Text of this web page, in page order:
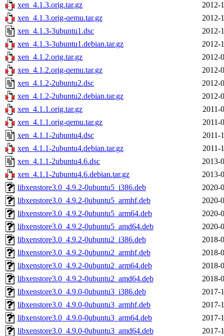
xen_4.1.3.orig.tar.gz
2012-
xen_4.1.3.orig-qemu.tar.gz
2012-
xen_4.1.3-3ubuntu1.dsc
2012-
xen_4.1.3-3ubuntu1.debian.tar.gz
2012-
xen_4.1.2.orig.tar.gz
2012-
xen_4.1.2.orig-qemu.tar.gz
2012-
xen_4.1.2-2ubuntu2.dsc
2012-
xen_4.1.2-2ubuntu2.debian.tar.gz
2012-
xen_4.1.1.orig.tar.gz
2011-
xen_4.1.1.orig-qemu.tar.gz
2011-
xen_4.1.1-2ubuntu4.dsc
2011-
xen_4.1.1-2ubuntu4.debian.tar.gz
2011-
xen_4.1.1-2ubuntu4.6.dsc
2013-
xen_4.1.1-2ubuntu4.6.debian.tar.gz
2013-
libxenstore3.0_4.9.2-0ubuntu5_i386.deb
2020-
libxenstore3.0_4.9.2-0ubuntu5_armhf.deb
2020-
libxenstore3.0_4.9.2-0ubuntu5_arm64.deb
2020-
libxenstore3.0_4.9.2-0ubuntu5_amd64.deb
2020-
libxenstore3.0_4.9.2-0ubuntu2_i386.deb
2018-
libxenstore3.0_4.9.2-0ubuntu2_armhf.deb
2018-
libxenstore3.0_4.9.2-0ubuntu2_arm64.deb
2018-
libxenstore3.0_4.9.2-0ubuntu2_amd64.deb
2018-
libxenstore3.0_4.9.0-0ubuntu3_i386.deb
2017-
libxenstore3.0_4.9.0-0ubuntu3_armhf.deb
2017-
libxenstore3.0_4.9.0-0ubuntu3_arm64.deb
2017-
libxenstore3.0_4.9.0-0ubuntu3_amd64.deb
2017-